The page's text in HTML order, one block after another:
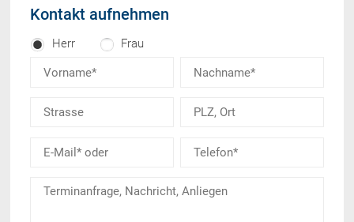
Kontakt aufnehmen
Herr Frau